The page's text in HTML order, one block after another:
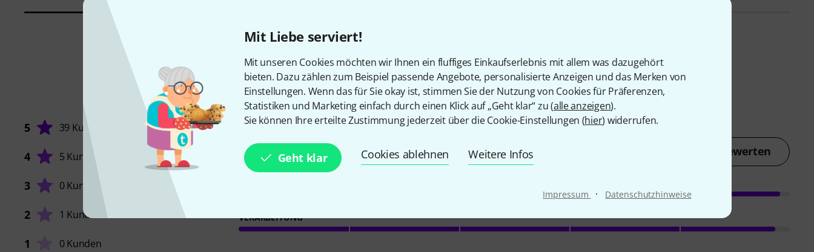
Mit Liebe serviert!
Mit unseren Cookies möchten wir Ihnen ein fluffiges Einkaufserlebnis mit allem was dazugehört
bieten. Dazu zählen zum Beispiel passende Angebote, personalisierte Anzeigen und das Merken von
Einstellungen. Wenn das für Sie okay ist, stimmen Sie der Nutzung von Cookies für Präferenzen,
Statistiken und Marketing einfach durch einen Klick auf „Geht klar“ zu (alle anzeigen).
Sie können Ihre erteilte Zustimmung jederzeit über die Cookie-Einstellungen (hier) widerrufen.
Geht klar Cookies ablehnen Weitere Infos
Impressum · Datenschutzhinweise
45Kundenbewertungen
5 39 Kunden
4 5 Kunden
3 0 Kunden
2 1 Kunde
1 0 Kunden
4.8/ 5 Jetzt bewerten
VERARBEITUNG